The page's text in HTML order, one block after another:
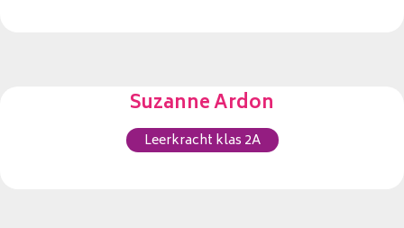
Suzanne Ardon
Leerkracht klas 2A